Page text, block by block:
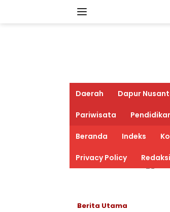
Daerah Dapur
Pariwisata
Beranda Indeks
Privacy Policy Redaksi
Berita Utama